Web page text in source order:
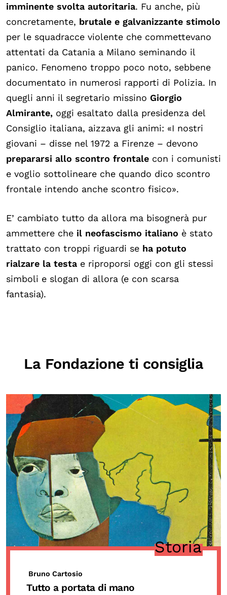
imminente svolta autoritaria. Fu anche, più
concretamente, brutale e galvanizzante stimolo
per le squadracce violente che commettevano
attentati da Catania a Milano seminando il
panico. Fenomeno troppo poco noto, sebbene
documentato in numerosi rapporti di Polizia. In
quegli anni il segretario missino Giorgio
Almirante, oggi esaltato dalla presidenza del
Consiglio italiana, aizzava gli animi: «I nostri
giovani – disse nel 1972 a Firenze – devono
prepararsi allo scontro frontale con i comunisti
e voglio sottolineare che quando dico scontro
frontale intendo anche scontro fisico».
E’ cambiato tutto da allora ma bisognerà pur
ammettere che il neofascismo italiano è stato
trattato con troppi riguardi se ha potuto
rialzare la testa e riproporsi oggi con gli stessi
simboli e slogan di allora (e con scarsa
fantasia).
La Fondazione ti consiglia
Storia
Bruno Cartosio
Tutto a portata di mano